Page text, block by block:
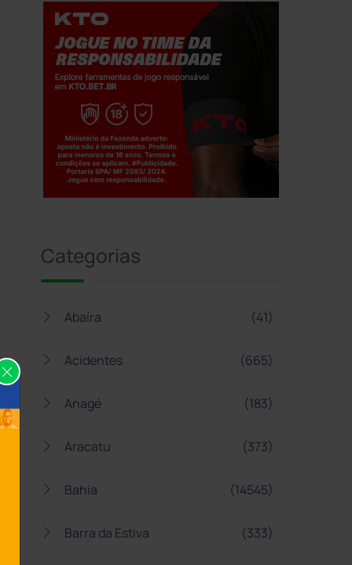
Categorias
Abaíra (41)
Acidentes (665)
Anagé (183)
Aracatu (373)
Bahia (14545)
Barra da Estiva (333)